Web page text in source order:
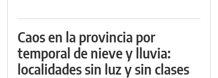
Caos en la provincia por
temporal de nieve y lluvia:
localidades sin luz y sin clases